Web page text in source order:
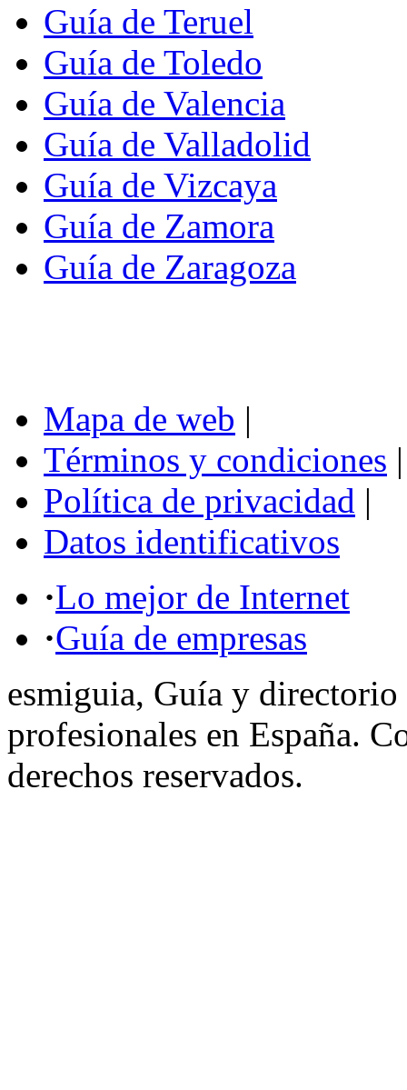
Guía de Teruel
Guía de Toledo
Guía de Valencia
Guía de Valladolid
Guía de Vizcaya
Guía de Zamora
Guía de Zaragoza
Mapa de web |
Términos y condiciones |
Política de privacidad |
Datos identificativos
·Lo mejor de Internet
·Guía de empresas
esmiguia, Guía y directorio
profesionales en España.
derechos reservados.